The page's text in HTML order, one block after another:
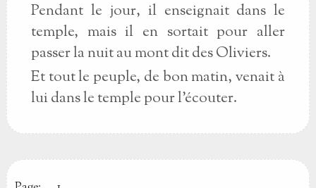
Pendant le jour, il enseignait dans le
temple, mais il en sortait pour aller
passer la nuit au mont dit des Oliviers.
Et tout le peuple, de bon matin, venait à
lui dans le temple pour l'écouter.